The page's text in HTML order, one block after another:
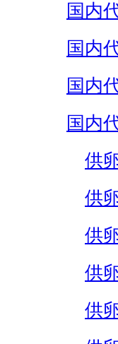
国内
国内
国内
国内
供
供
供
供
供